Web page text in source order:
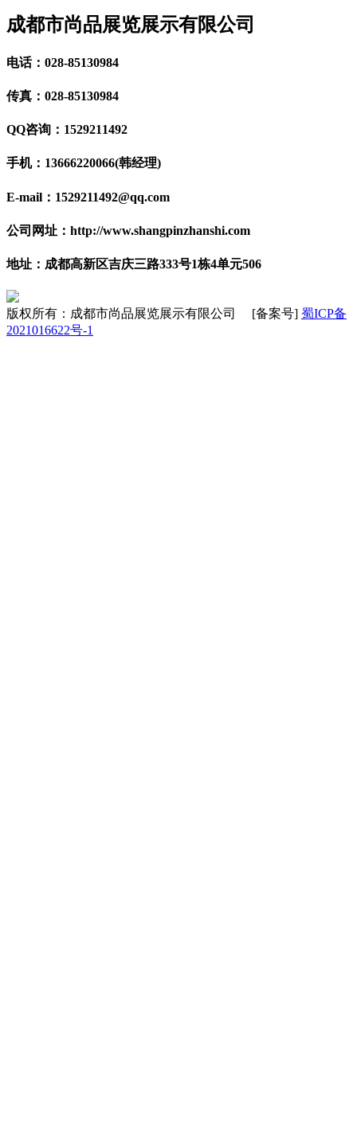
成都市尚品展览展示有限公司
电话：028-85130984
传真：028-85130984
QQ咨询：1529211492
手机：13666220066(韩经理)
E-mail：1529211492@qq.com
公司网址：http://www.shangpinzhanshi.com
地址：成都高新区吉庆三路333号1栋4单元506
版权所有：成都市尚品展览展示有限公司 [备案号] 蜀ICP备
2021016622号-1